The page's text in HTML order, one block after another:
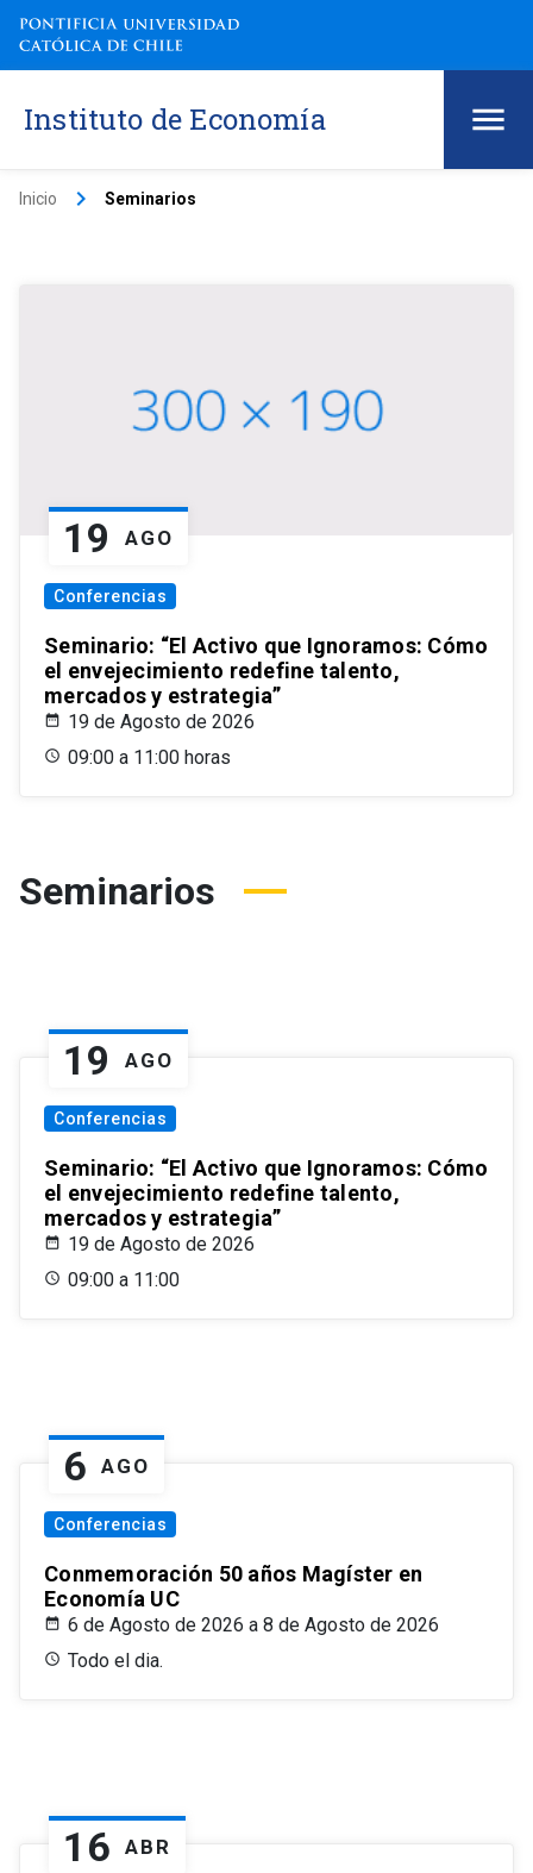
Instituto de Economía
Inicio keyboard_arrow_right Seminarios
19 AGO
Conferencias
Seminario: “El Activo que Ignoramos: Cómo
el envejecimiento redefine talento,
mercados y estrategia”
19 de Agosto de 2026
09:00 a 11:00 horas
Seminarios
19 AGO
Conferencias
Seminario: “El Activo que Ignoramos: Cómo
el envejecimiento redefine talento,
mercados y estrategia”
19 de Agosto de 2026
09:00 a 11:00
6 AGO
Conferencias
Conmemoración 50 años Magíster en
Economía UC
6 de Agosto de 2026 a 8 de Agosto de 2026
Todo el dia.
16 ABR